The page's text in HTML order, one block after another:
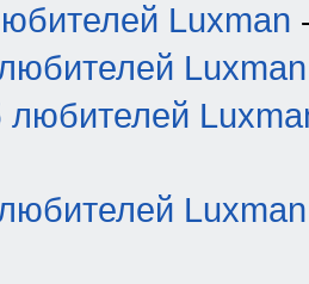
Luxman
Luxman
любителей
Luxman